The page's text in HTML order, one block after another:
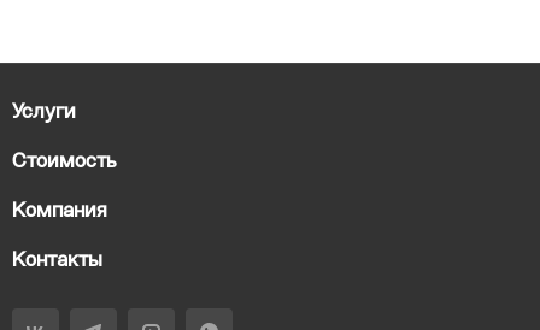
Услуги
Стоимость
Компания
Контакты